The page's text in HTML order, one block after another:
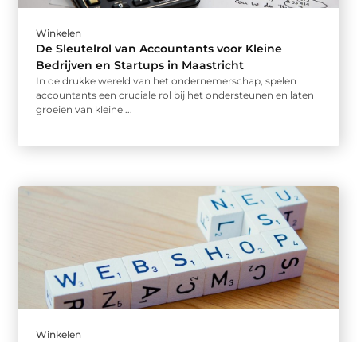
Winkelen
De Sleutelrol van Accountants voor Kleine
Bedrijven en Startups in Maastricht
In de drukke wereld van het ondernemerschap, spelen
accountants een cruciale rol bij het ondersteunen en laten
groeien van kleine ...
Winkelen